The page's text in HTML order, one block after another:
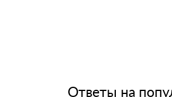
Ответы на